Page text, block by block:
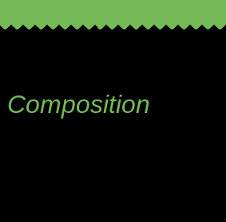
Composition